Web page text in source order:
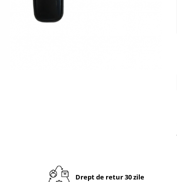
Drept de retur 30 zile